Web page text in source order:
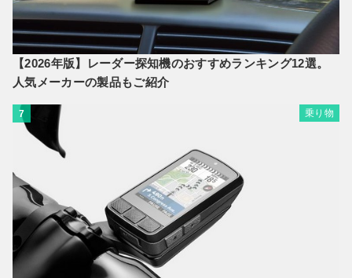
【2026年版】レーダー探知機のおすすめランキング12選。
人気メーカーの製品もご紹介
7 乗り物